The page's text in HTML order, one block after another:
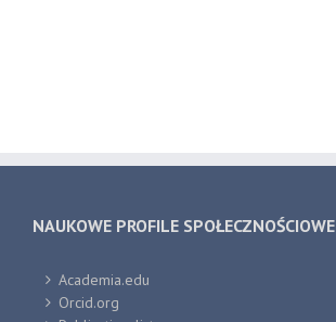
NAUKOWE PROFILE SPOŁECZNOŚCIOWE
Academia.edu
Orcid.org